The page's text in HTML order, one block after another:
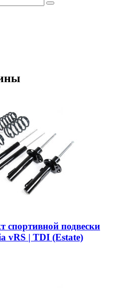
спортивной подвески
vRS | TDI (Estate)